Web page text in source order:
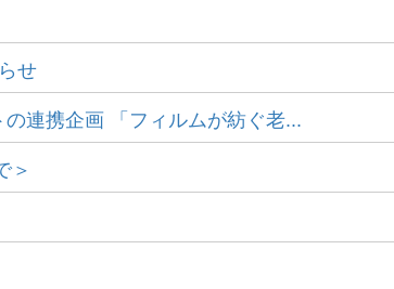
せ
連携企画 「フィルムが紡ぐ老...
＞